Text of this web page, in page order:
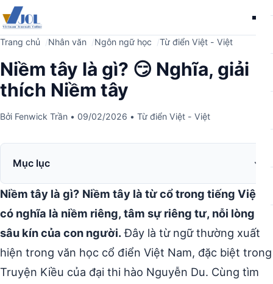
Trang chủ Nhân văn Ngôn ngữ học Từ điển Việt - Việt
Niềm tây là gì? 😏 Nghĩa, giải
thích Niềm tây
Bởi Fenwick Trần • 09/02/2026 • Từ điển Việt - Việt
Mục lục
Niềm tây là gì? Niềm tây là từ cổ trong tiếng Việt,
có nghĩa là niềm riêng, tâm sự riêng tư, nỗi lòng
sâu kín của con người.Đây là từ ngữ thường xuất
hiện trong văn học cổ điển Việt Nam, đặc biệt trong
Truyện Kiều của đại thi hào Nguyễn Du. Cùng tìm